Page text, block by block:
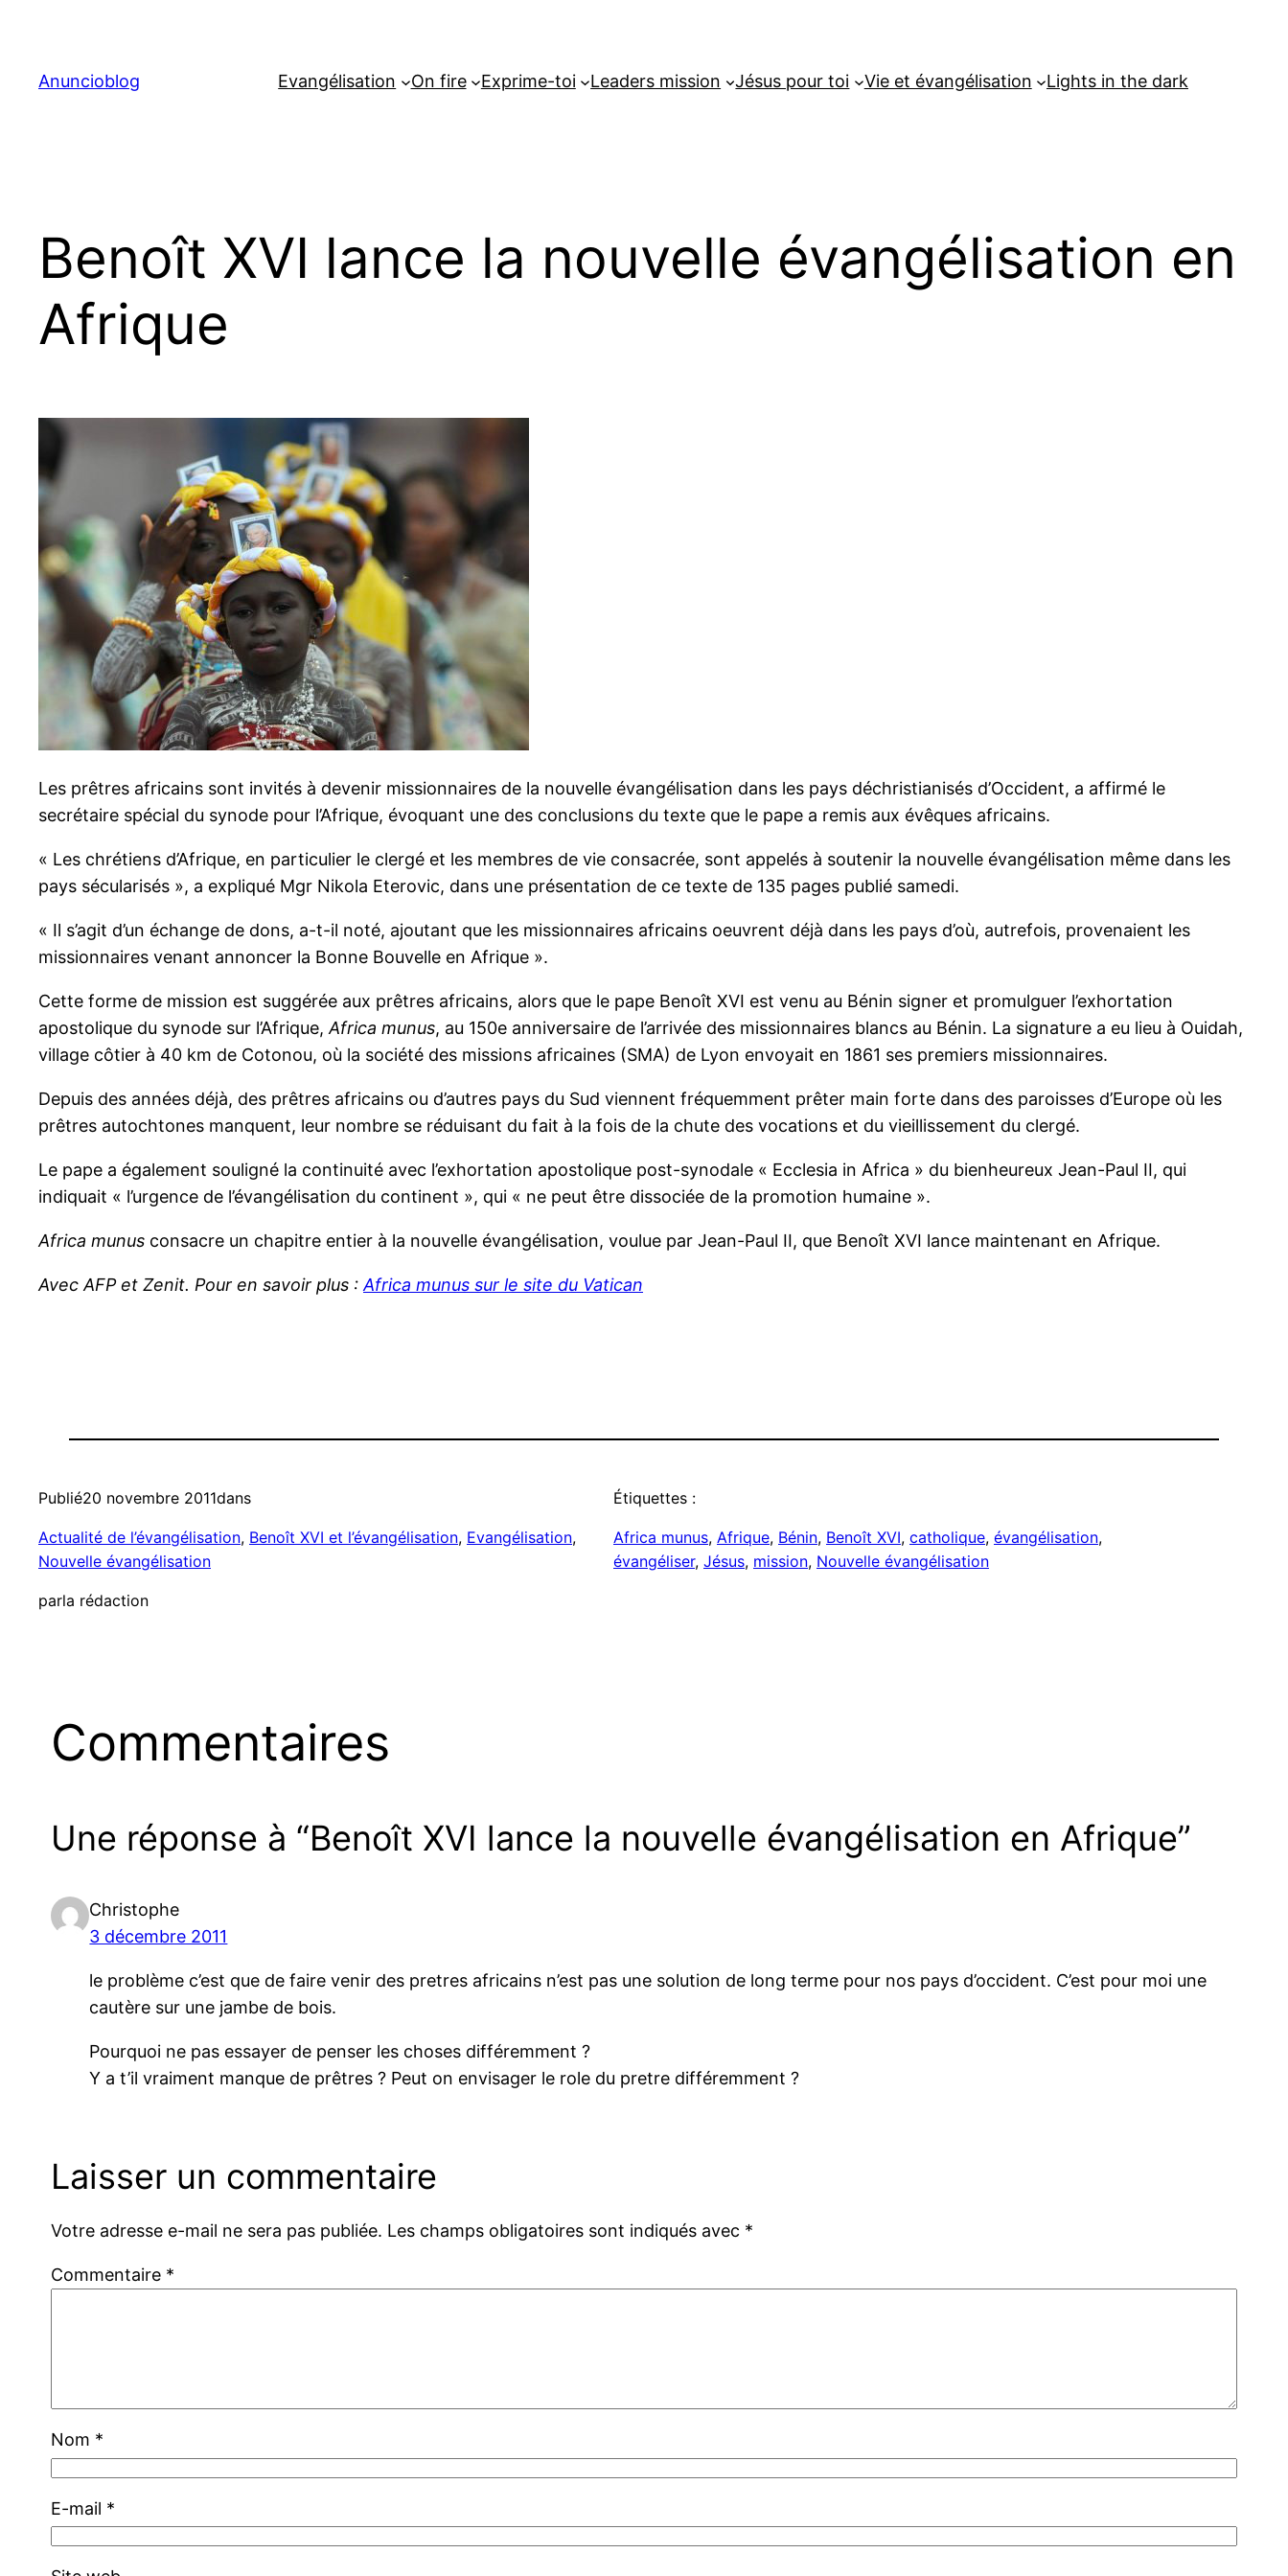
contenu
Anuncioblog Evangélisation On fire Exprime-toi Leaders mission Jésus pour toi Vie et évangélisation Lights in the dark
Benoît XVI lance la nouvelle évangélisation en
Afrique
Les prêtres africains sont invités à devenir missionnaires de la nouvelle évangélisation dans les pays déchristianisés d’Occident, a affirmé le
secrétaire spécial du synode pour l’Afrique, évoquant une des conclusions du texte que le pape a remis aux évêques africains.
« Les chrétiens d’Afrique, en particulier le clergé et les membres de vie consacrée, sont appelés à soutenir la nouvelle évangélisation même dans les
pays sécularisés », a expliqué Mgr Nikola Eterovic, dans une présentation de ce texte de 135 pages publié samedi.
« Il s’agit d’un échange de dons, a-t-il noté, ajoutant que les missionnaires africains oeuvrent déjà dans les pays d’où, autrefois, provenaient les
missionnaires venant annoncer la Bonne Bouvelle en Afrique ».
Cette forme de mission est suggérée aux prêtres africains, alors que le pape Benoît XVI est venu au Bénin signer et promulguer l’exhortation
apostolique du synode sur l’Afrique,Africa munus, au 150e anniversaire de l’arrivée des missionnaires blancs au Bénin. La signature a eu lieu à Ouidah,
village côtier à 40 km de Cotonou, où la société des missions africaines (SMA) de Lyon envoyait en 1861 ses premiers missionnaires.
Depuis des années déjà, des prêtres africains ou d’autres pays du Sud viennent fréquemment prêter main forte dans des paroisses d’Europe où les
prêtres autochtones manquent, leur nombre se réduisant du fait à la fois de la chute des vocations et du vieillissement du clergé.
Le pape a également souligné la continuité avec l’exhortation apostolique post-synodale « Ecclesia in Africa » du bienheureux Jean-Paul II, qui
indiquait « l’urgence de l’évangélisation du continent », qui « ne peut être dissociée de la promotion humaine ».
Africa munus consacre un chapitre entier à la nouvelle évangélisation, voulue par Jean-Paul II, que Benoît XVI lance maintenant en Afrique.
Avec AFP et Zenit. Pour en savoir plus :Africa munus sur le site du Vatican
Publié20 novembre 2011dans
Actualité de l’évangélisation, Benoît XVI et l’évangélisation, Evangélisation
Nouvelle évangélisation
parla rédaction
Étiquettes :
Africa munus, Afrique, Bénin, Benoît XVI, catholique, évangélisation
évangéliser, Jésus, mission, Nouvelle évangélisation
Commentaires
Une réponse à “Benoît XVI lance la nouvelle évangélisation en Afrique”
Christophe
3 décembre 2011
le problème c’est que de faire venir des pretres africains n’est pas une solution de long terme pour nos pays d’occident. C’est pour moi une
cautère sur une jambe de bois.
Pourquoi ne pas essayer de penser les choses différemment ?
Y a t’il vraiment manque de prêtres ? Peut on envisager le role du pretre différemment ?
Laisser un commentaire
Votre adresse e-mail ne sera pas publiée. Les champs obligatoires sont indiqués avec *
Commentaire *
Nom *
E-mail *